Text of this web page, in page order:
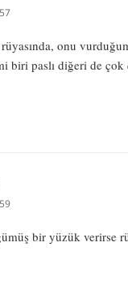
rüyasında, onu
biri paslı diğeri de
ki:
bir yüzük verirse